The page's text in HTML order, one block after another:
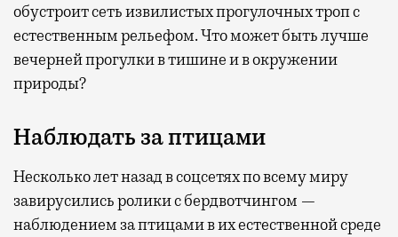
обустроит сеть извилистых прогулочных троп с
естественным рельефом. Что может быть лучше
вечерней прогулки в тишине и в окружении
природы?
Наблюдать за птицами
Несколько лет назад в соцсетях по всему миру
завирусились ролики с бердвотчингом —
наблюдением за птицами в их естественной среде